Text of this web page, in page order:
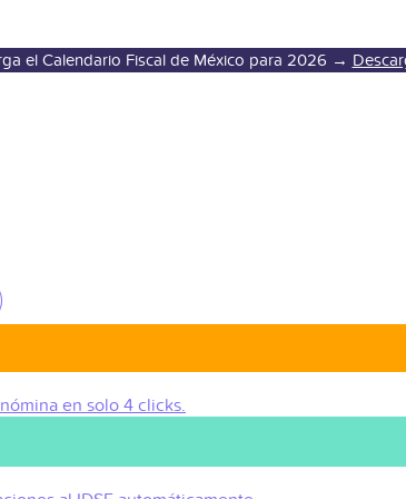
el Calendario Fiscal de México para 2026 →
en solo 4 clicks.